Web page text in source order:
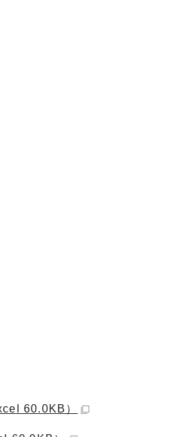
60.0KB）